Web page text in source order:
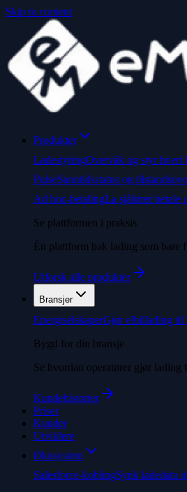
Skip to content
Produkter
LadestyringOvervåk og styr hvert
PulseSanntidsstatus og
Ad hoc-betalingLa sjåfører betale
Se plattformen i praksis
Én plattform bak lading som bare
Utforsk alle produkter
Bransjer
EnergiselskaperGjør elbillading til
Bygd for din bransje
Se hvordan operatører gjør lading
Kundehistorier
Priser
Kunder
Utviklere
Økosystem
Salesforce-koblingSynk ladedata